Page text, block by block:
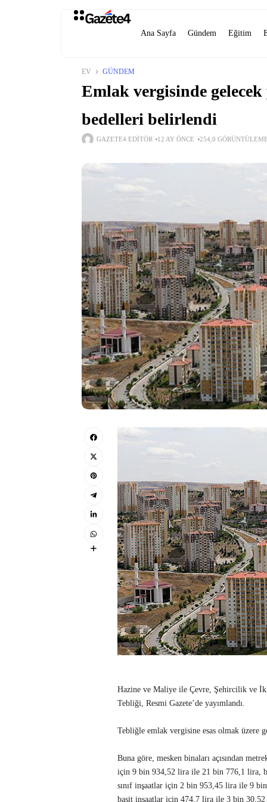
Ana Sayfa Gündem Eğitim
EV GÜNDEM
Emlak vergisinde gelecek
bedelleri belirlendi
GAZETE4 EDITÖR 12 AY ÖNCE 254,0 GÖRÜNTÜLEME
Hazine ve Maliye ile Çevre, Şehircilik ve
Tebliği, Resmi Gazete’de yayımlandı.
Tebliğle emlak vergisine esas olmak üzere
Buna göre, mesken binaları açısından
için 9 bin 934,52 lira ile 21 bin 776,1 lira,
sınıf inşaatlar için 2 bin 953,45 lira ile 9
basit inşaatlar için 474,7 lira ile 3 bin 30,52